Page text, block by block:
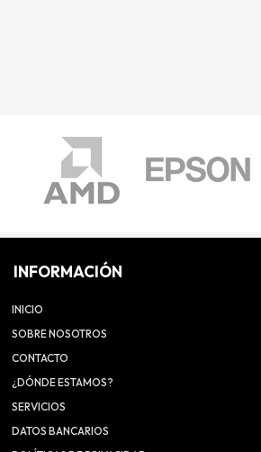
INFORMACIÓN
INICIO
SOBRE NOSOTROS
CONTACTO
¿DÓNDE ESTAMOS?
SERVICIOS
DATOS BANCARIOS